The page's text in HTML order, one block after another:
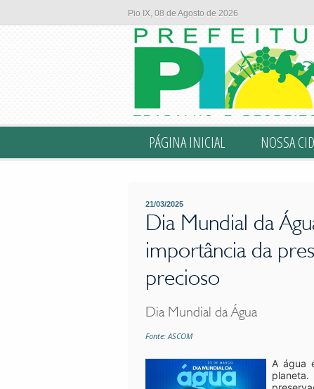
Pio IX, 08 de Agosto de 2026
PÁGINA INICIAL NOSSA
21/03/2025
Dia Mundial da
importância da
precioso
Dia Mundial da Água
Fonte: ASCOM
A água